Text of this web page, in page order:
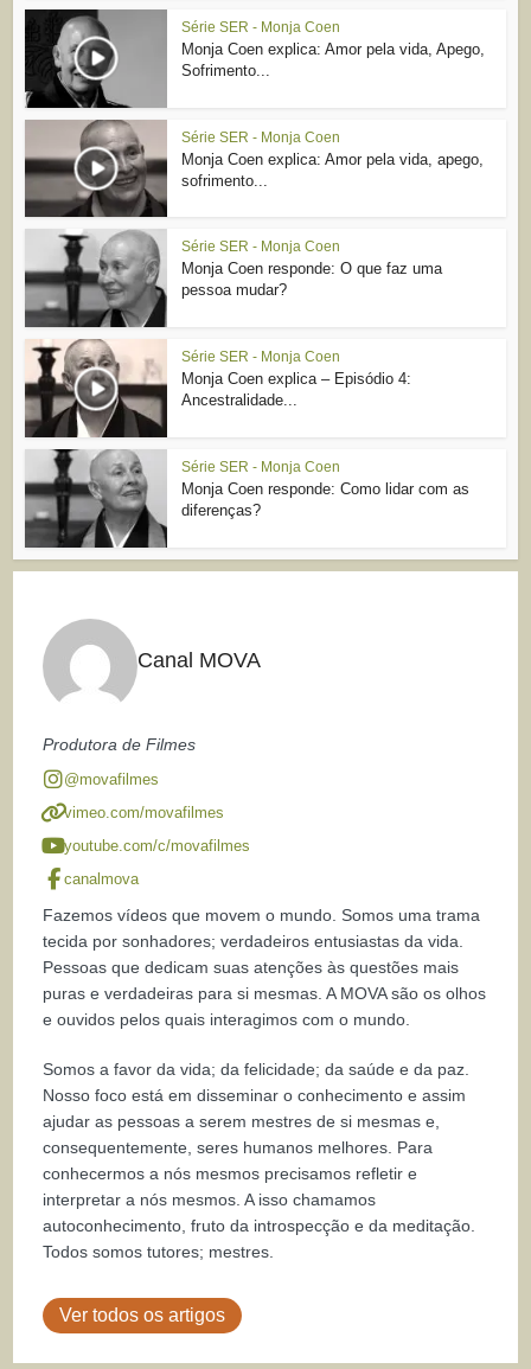
Série SER - Monja Coen
Monja Coen explica: Amor pela vida, Apego,
Sofrimento...
Série SER - Monja Coen
Monja Coen explica: Amor pela vida, apego,
sofrimento...
Série SER - Monja Coen
Monja Coen responde: O que faz uma
pessoa mudar?
Série SER - Monja Coen
Monja Coen explica – Episódio 4:
Ancestralidade...
Série SER - Monja Coen
Monja Coen responde: Como lidar com as
diferenças?
Canal MOVA
Produtora de Filmes
@movafilmes
vimeo.com/movafilmes
youtube.com/c/movafilmes
canalmova
Fazemos vídeos que movem o mundo. Somos uma trama
tecida por sonhadores; verdadeiros entusiastas da vida.
Pessoas que dedicam suas atenções às questões mais
puras e verdadeiras para si mesmas. A MOVA são os olhos
e ouvidos pelos quais interagimos com o mundo.
Somos a favor da vida; da felicidade; da saúde e da paz.
Nosso foco está em disseminar o conhecimento e assim
ajudar as pessoas a serem mestres de si mesmas e,
consequentemente, seres humanos melhores. Para
conhecermos a nós mesmos precisamos refletir e
interpretar a nós mesmos. A isso chamamos
autoconhecimento, fruto da introspecção e da meditação.
Todos somos tutores; mestres.
Ver todos os artigos